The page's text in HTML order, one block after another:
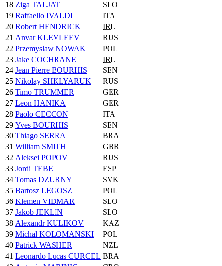
18 Ziga TALJAT
SLO
19 Raffaello IVALDI
ITA
20 Robert HENDRICK
IRL
21 Anvar KLEVLEEV
RUS
22 Przemyslaw NOWAK
POL
23 Jake COCHRANE
IRL
24 Jean Pierre BOURHIS
SEN
25 Nikolay SHKLYARUK
RUS
26 Timo TRUMMER
GER
27 Leon HANIKA
GER
28 Paolo CECCON
ITA
29 Yves BOURHIS
SEN
30 Thiago SERRA
BRA
31 William SMITH
GBR
32 Aleksei POPOV
RUS
33 Jordi TEBE
ESP
34 Tomas DZURNY
SVK
35 Bartosz LEGOSZ
POL
36 Klemen VIDMAR
SLO
37 Jakob JEKLIN
SLO
38 Alexandr KULIKOV
KAZ
39 Michal KOLOMANSKI
POL
40 Patrick WASHER
NZL
41 Leonardo Lucas CURCEL BRA